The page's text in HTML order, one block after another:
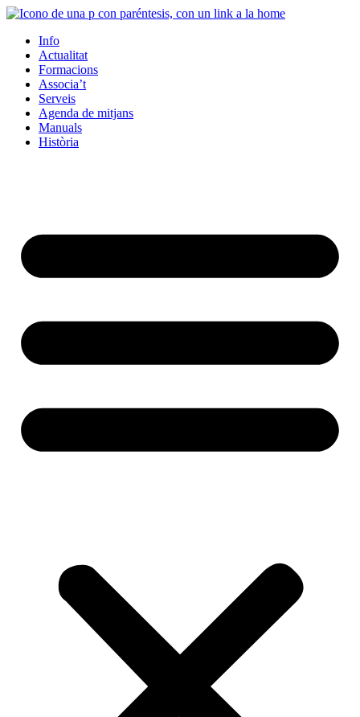
Info
Actualitat
Formacions
Associa’t
Serveis
Agenda de mitjans
Manuals
Història